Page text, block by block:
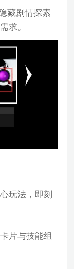
藏剧情探索
求。
玩法，即刻
片与技能组